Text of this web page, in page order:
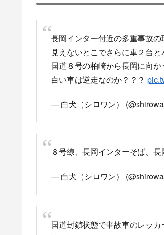
15時過ぎ 長
16時過ぎから
15時過ぎ 長岡イン
長岡インター付近、車五台と
pic.twitter.com/hNDFsq5ytr
— (@KaruB)April 3, 2021